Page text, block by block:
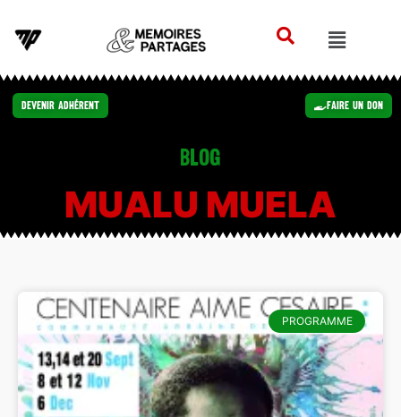
Devenir Adhérent Faire un Don
Blog
MUALU MUELA
PROGRAMME